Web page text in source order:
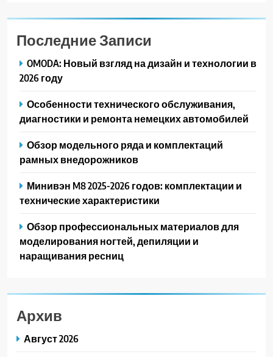
Последние Записи
OMODA: Новый взгляд на дизайн и технологии в
2026 году
Особенности технического обслуживания,
диагностики и ремонта немецких автомобилей
Обзор модельного ряда и комплектаций
рамных внедорожников
Минивэн M8 2025-2026 годов: комплектации и
технические характеристики
Обзор профессиональных материалов для
моделирования ногтей, депиляции и
наращивания ресниц
Архив
Август 2026